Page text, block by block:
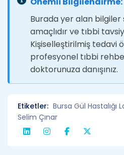
Burada yer alan
amaçlıdır ve tıbbi
Kişiselleştirilmiş tedavi
profesyonel tıbbi
doktorunuza danışınız.
Etiketler: Bursa Gül Hastalığı
Selim Çınar